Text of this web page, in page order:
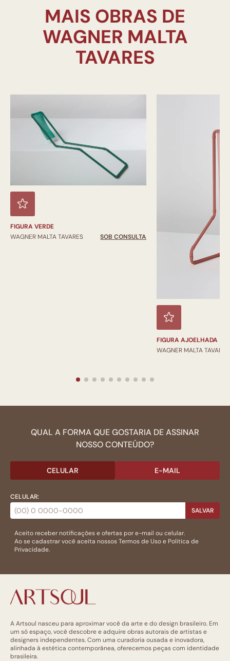
MAIS OBRAS DE
WAGNER MALTA
FIGURA VERDE
WAGNER MALTA TAVARES
SOB CONSULTA
FIGURA AJOELHADA
WAGNER MALTA TAVARES
QUAL A FORMA QUE GOSTARIA DE ASSINAR
NOSSO CONTEÚDO?
CELULAR E-MAIL
CELULAR:
SALVAR
Aceito receber notificações e ofertas por e-mail ou celular.
Ao se cadastrar você aceita nossosTermos de Usoe Politica de
Privacidade.
A Artsoul nasceu para aproximar você da arte e do design brasileiro. Em
um só espaço, você descobre e adquire obras autorais de artistas e
designers independentes. Com uma curadoria ousada e inovadora,
alinhada à estética contemporânea, oferecemos peças com identidade
brasileira.